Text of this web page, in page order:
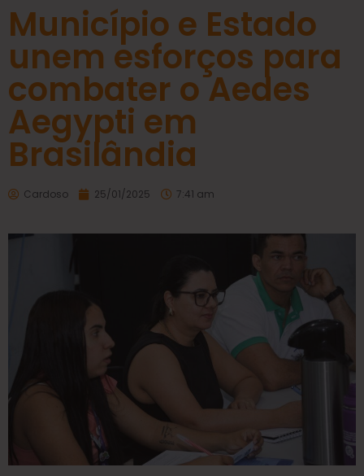
Município e Estado
unem esforços para
combater o Aedes
Aegypti em
Brasilândia
Cardoso 25/01/2025 7:41 am